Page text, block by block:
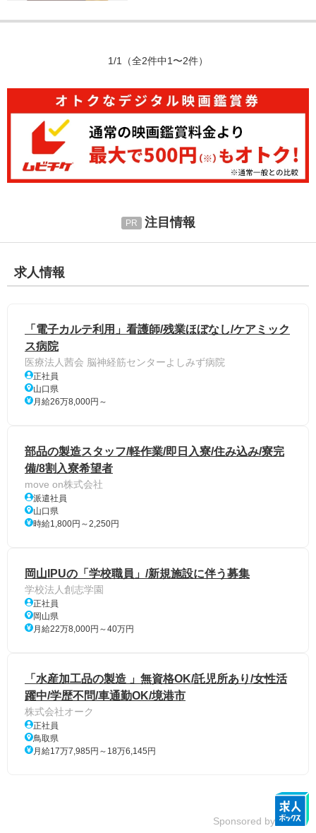
1/1 （全2件中1〜2件）
注目情報
求人情報
「電子カルテ利用」看護師/残業ほぼなし/ケアミック
ス病院
医療法人茜会 脳神経筋センターよしみず病院
正社員
山口県
月給26万8,000円～
部品の製造スタッフ/軽作業/即日入寮/住み込み/寮完
備/8割入寮希望者
move on株式会社
派遣社員
山口県
時給1,800円～2,250円
岡山IPUの「学校職員」/新規施設に伴う募集
学校法人創志学園
正社員
岡山県
月給22万8,000円～40万円
「水産加工品の製造 」無資格OK/託児所あり/女性活
躍中/学歴不問/車通勤OK/境港市
株式会社オーク
正社員
鳥取県
月給17万7,985円～18万6,145円
Sponsored by